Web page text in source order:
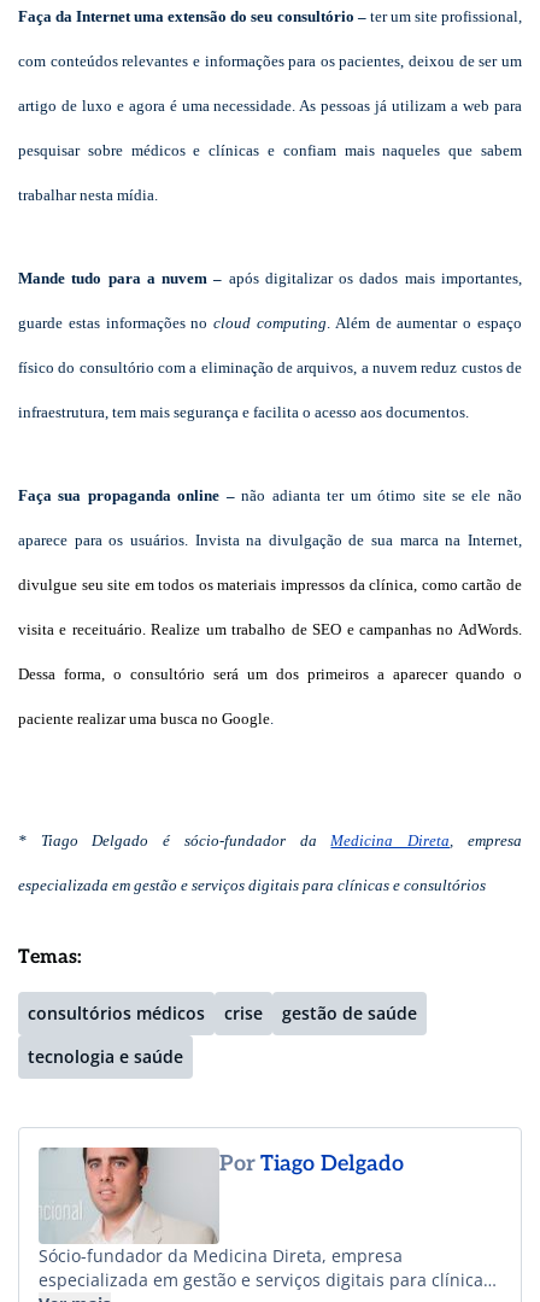
Faça da Internet uma extensão do seu consultório – ter um site profissional,
com conteúdos relevantes e informações para os pacientes, deixou de ser um
artigo de luxo e agora é uma necessidade. As pessoas já utilizam a web para
pesquisar sobre médicos e clínicas e confiam mais naqueles que sabem
trabalhar nesta mídia.
Mande tudo para a nuvem – após digitalizar os dados mais importantes,
guarde estas informações nocloud computing . Além de aumentar o espaço
físico do consultório com a eliminação de arquivos , a nuvem reduz custos de
infraestrutura, tem mais segurança e facilita o acesso aos documentos.
Faça sua propaganda online –não adianta ter um ótimo site se ele não
aparece para os usuários. Invista na divulgação de sua marca na Internet,
divulgue seu site em todos os materiais impressos da clínica, como cartão de
visita e receituário. Realize um trabalho de SEO e campanhas no AdWords.
Dessa forma, o consultório será um dos primeiros a aparecer quando o
paciente realizar uma busca no Google
* Tiago Delgado é sócio-fundador da Medicina Direta , empresa
especializada em gestão e serviços digitais para clínicas e consultórios
Temas:
consultórios médicos crise
gestão de saúde
tecnologia e saúde
PorTiago Delgado
Sócio-fundador da Medicina Direta, empresa
especializada em gestão e serviços digitais para clínicas